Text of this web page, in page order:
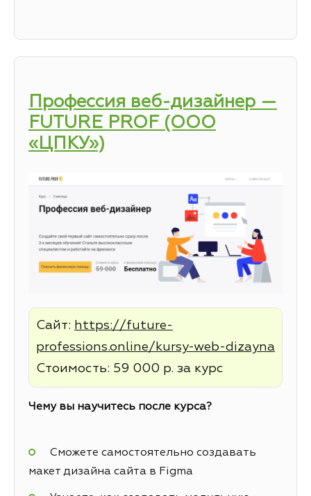
Профессия веб-дизайнер —
FUTURE PROF (ООО
«ЦПКУ»)
Сайт: https://future-
professions.online/kursy-web-dizayna
Стоимость: 59 000 р. за курс
Чему вы научитесь после курса?
Сможете самостоятельно создавать
макет дизайна сайта в Figma